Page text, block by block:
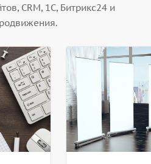
CRM, 1С, Битрикс24 и